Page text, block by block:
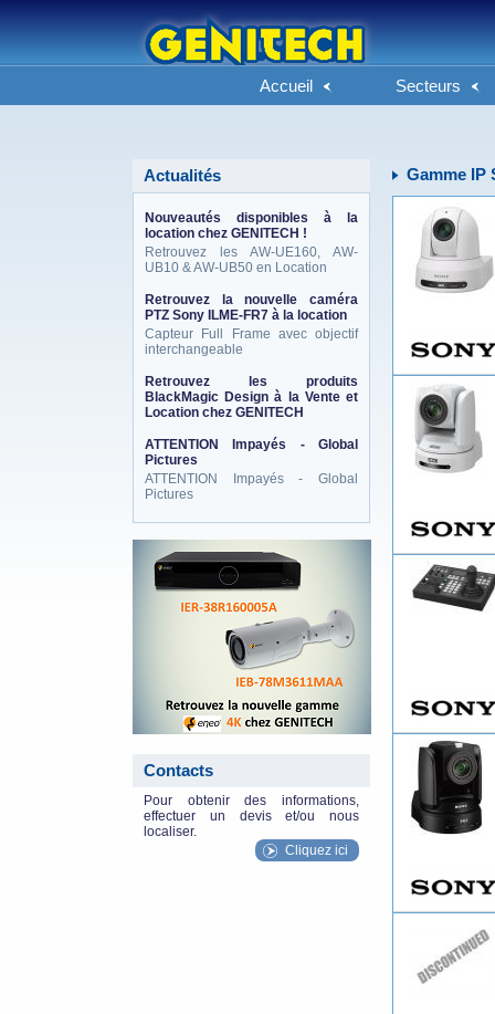
Accueil Secteurs
Actualités
Nouveautés disponibles à la
location chez GENITECH !
Retrouvez les AW-UE160, AW-
UB10 & AW-UB50 en Location
Retrouvez la nouvelle caméra
PTZ Sony ILME-FR7 à la location
Capteur Full Frame avec objectif
interchangeable
Retrouvez les produits
BlackMagic Design à la Vente et
Location chez GENITECH
ATTENTION Impayés - Global
Pictures
ATTENTION Impayés - Global
Pictures
Contacts
Pour obtenir des informations,
effectuer un devis et/ou nous
localiser.
Cliquez ici
Gamme IP